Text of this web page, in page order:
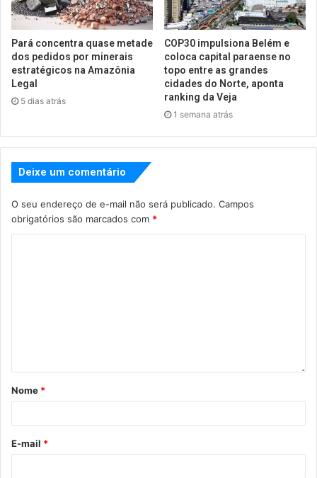
Pará concentra quase metade
dos pedidos por minerais
estratégicos na Amazônia
Legal
5 dias atrás
COP30 impulsiona Belém e
coloca capital paraense no
topo entre as grandes
cidades do Norte, aponta
ranking da Veja
1 semana atrás
Deixe um comentário
O seu endereço de e-mail não será publicado. Campos
obrigatórios são marcados com *
Nome *
E-mail *